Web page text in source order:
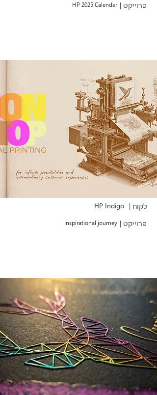
HP 2025 Calender פרוייקט |
HP Indigo לקוח |
Inspirational journey פרוייקט |